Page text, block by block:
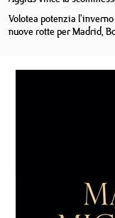
Volotea potenzia
nuove rotte per Madrid,